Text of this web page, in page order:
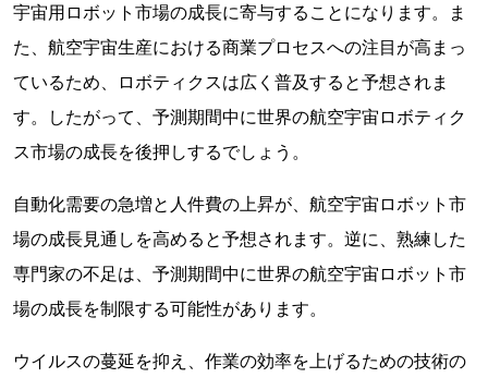
宇宙用ロボット市場の成長に寄与することになります。ま
た、航空宇宙生産における商業プロセスへの注目が高まっ
ているため、ロボティクスは広く普及すると予想されま
す。したがって、予測期間中に世界の航空宇宙ロボティク
ス市場の成長を後押しするでしょう。
自動化需要の急増と人件費の上昇が、航空宇宙ロボット市
場の成長見通しを高めると予想されます。逆に、熟練した
専門家の不足は、予測期間中に世界の航空宇宙ロボット市
場の成長を制限する可能性があります。
ウイルスの蔓延を抑え、作業の効率を上げるための技術の